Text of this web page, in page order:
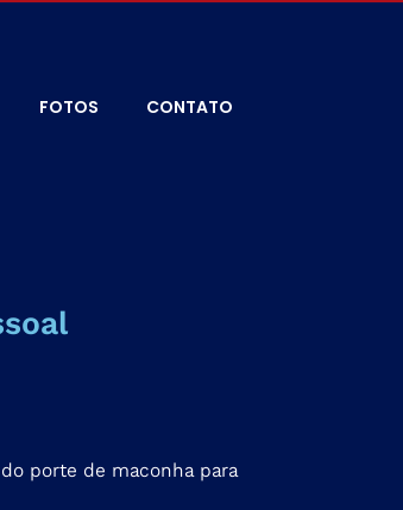
FOTOS CONTATO
porte de maconha para